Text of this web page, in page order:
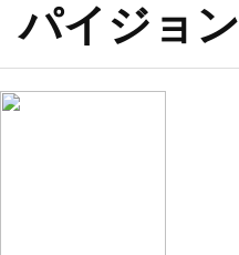
パイジョン